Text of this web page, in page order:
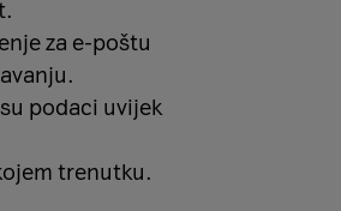
za e-poštu
podaci uvijek
trenutku.